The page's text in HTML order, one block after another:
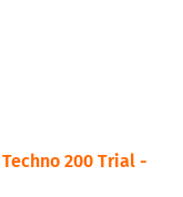
200 Trial -